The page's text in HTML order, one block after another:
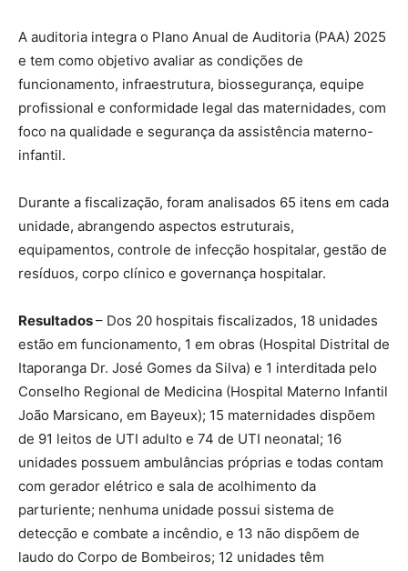
A auditoria integra o Plano Anual de Auditoria (PAA) 2025
e tem como objetivo avaliar as condições de
funcionamento, infraestrutura, biossegurança, equipe
profissional e conformidade legal das maternidades, com
foco na qualidade e segurança da assistência materno-
infantil.
Durante a fiscalização, foram analisados 65 itens em cada
unidade, abrangendo aspectos estruturais,
equipamentos, controle de infecção hospitalar, gestão de
resíduos, corpo clínico e governança hospitalar.
Resultados– Dos 20 hospitais fiscalizados, 18 unidades
estão em funcionamento, 1 em obras (Hospital Distrital de
Itaporanga Dr. José Gomes da Silva) e 1 interditada pelo
Conselho Regional de Medicina (Hospital Materno Infantil
João Marsicano, em Bayeux); 15 maternidades dispõem
de 91 leitos de UTI adulto e 74 de UTI neonatal; 16
unidades possuem ambulâncias próprias e todas contam
com gerador elétrico e sala de acolhimento da
parturiente; nenhuma unidade possui sistema de
detecção e combate a incêndio, e 13 não dispõem de
laudo do Corpo de Bombeiros; 12 unidades têm